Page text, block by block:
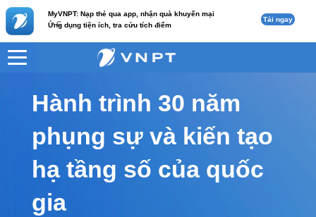
MyVNPT: Nạp thẻ qua app, nhận quà khuyến mại
Ứng dụng tiện ích, tra cứu tích điểm
c Tải ngay
VNPT Nội dung tin
Hành trình 30 năm
phụng sự và kiến tạo
hạ tầng số của quốc
gia